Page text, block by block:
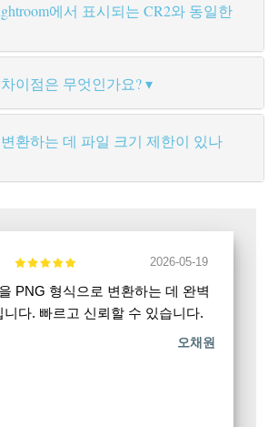
에서 표시되는 CR2와 동일한
이점은 무엇인가요?
환하는 데 파일 크기 제한이 있나
2026-05-19
PNG 형식으로 변환하는 데 완벽
니다. 빠르고 신뢰할 수 있습니다.
오채원